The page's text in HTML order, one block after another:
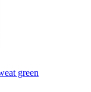
green